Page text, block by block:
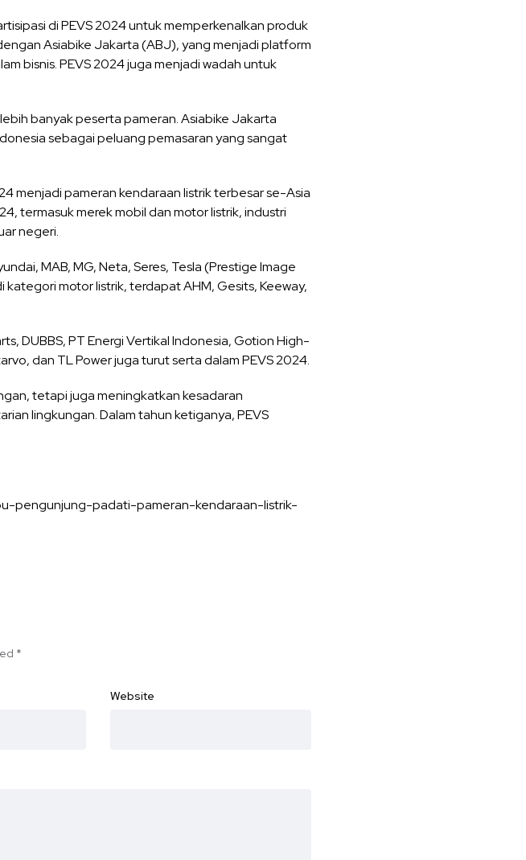
di PEVS 2024 untuk memperkenalkan produk
Asiabike Jakarta (ABJ), yang menjadi platform
bisnis. PEVS 2024 juga menjadi wadah untuk
banyak peserta pameran. Asiabike Jakarta
sebagai peluang pemasaran yang sangat
menjadi pameran kendaraan listrik terbesar se-Asia
termasuk merek mobil dan motor listrik, industri
negeri.
MAB, MG, Neta, Seres, Tesla (Prestige Image
kategori motor listrik, terdapat AHM, Gesits, Keeway,
DUBBS, PT Energi Vertikal Indonesia, Gotion High-
dan TL Power juga turut serta dalam PEVS 2024.
tetapi juga meningkatkan kesadaran
lingkungan. Dalam tahun ketiganya, PEVS
pengunjung-padati-pameran-kendaraan-listrik-
*
Website